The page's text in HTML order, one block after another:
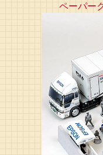
ペーパー